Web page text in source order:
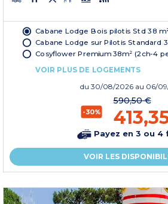
Cabane Lodge Bois pilotis Std 38
Cabane Lodge sur Pilotis Standard
Cosyflower Premium 38m² (2ch-4
VOIR PLUS DE LOGEMENTS
du 30/08/2026 au 06/
-30%
590,50 €
Payez en 3 ou 4
VOIR LES